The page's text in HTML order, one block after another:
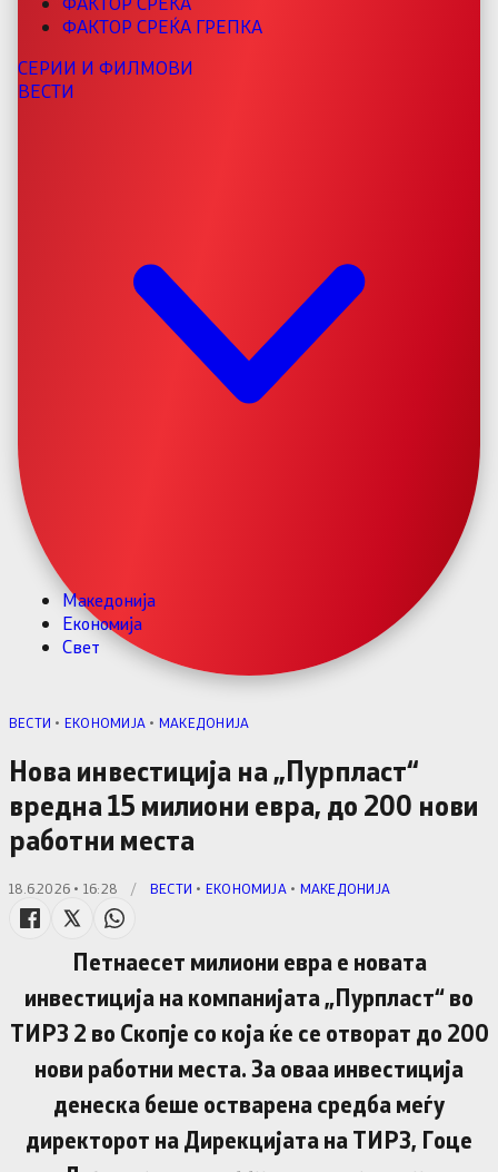
ФАКТОР СРЕЌА ГРЕПКА
СЕРИИ И ФИЛМОВИ
ВЕСТИ
Македонија
Економија
Свет
ВЕСТИ • ЕКОНОМИЈА • МАКЕДОНИЈА
Нова инвестиција на „Пурпласт“
вредна 15 милиони евра, до 200 нови
работни места
18.6.2026 • 16:28 / ВЕСТИ • ЕКОНОМИЈА • МАКЕДОНИЈА
Петнаесет милиони евра е новата
инвестиција на компанијата „Пурпласт“ во
ТИРЗ 2 во Скопје со која ќе се отворат до 200
нови работни места. За оваа инвестиција
денеска беше остварена средба меѓу
директорот на Дирекцијата на ТИРЗ, Гоце